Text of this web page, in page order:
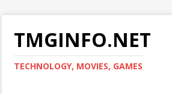
TMGINFO.NET
ТECHNOLOGY, MOVIES, GAMES